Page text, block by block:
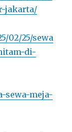
jakarta/
02/25/sewa
di-
sewa-meja-